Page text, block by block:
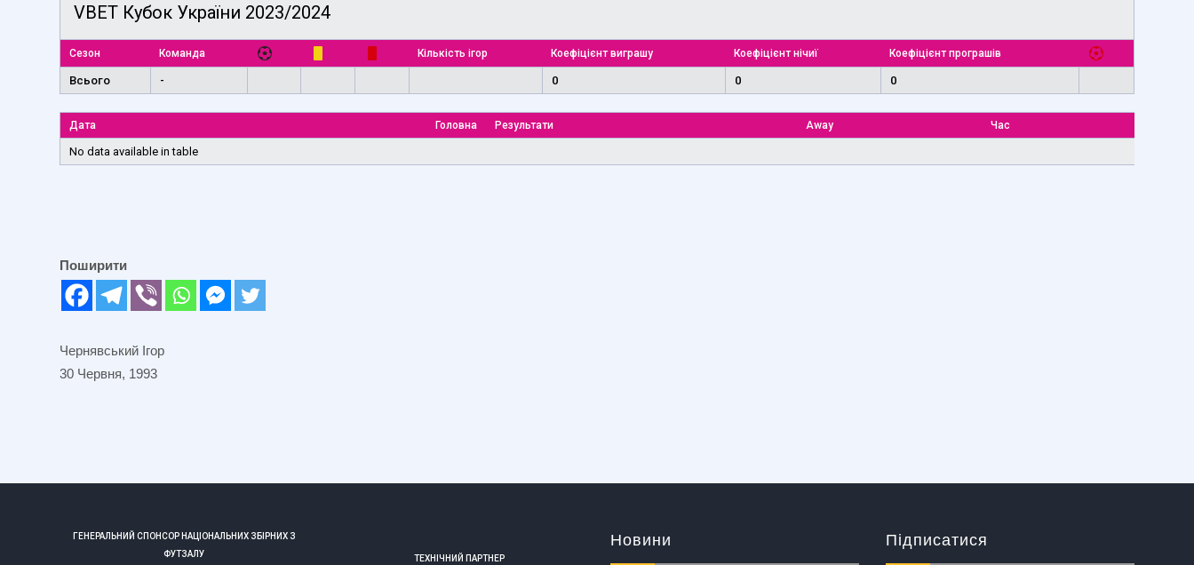
VBET Кубок України 2023/2024
Сезон Команда Кількість ігор Коефіцієнт виграшу Коефіцієнт нічиї Коефіцієнт програшів
Всього - 0 0 0
Дата Головна Результати Away Час
No data available in table
Поширити
Чернявський Ігор
30 Червня, 1993
ГЕНЕРАЛЬНИЙ СПОНСОР НАЦІОНАЛЬНИХ ЗБІРНИХ З
ФУТЗАЛУ
ТЕХНІЧНИЙ ПАРТНЕР
Новини Підписатися